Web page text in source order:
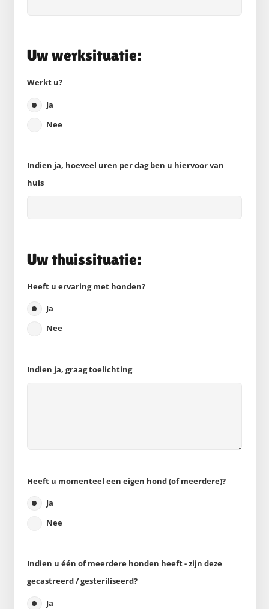
Uw werksituatie:
Werkt u?
Ja
Nee
Indien ja, hoeveel uren per dag ben u hiervoor van
huis
Uw thuissituatie:
Heeft u ervaring met honden?
Ja
Nee
Indien ja, graag toelichting
Heeft u momenteel een eigen hond (of meerdere)?
Ja
Nee
Indien u één of meerdere honden heeft - zijn deze
gecastreerd / gesteriliseerd?
Ja